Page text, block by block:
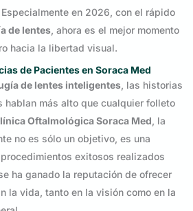
en 2026, con el rápido
de lentes, ahora es el mejor momento
hacia la libertad visual.
de Pacientes en Soraca Med
de lentes inteligentes, las historias
hablan más alto que cualquier folleto
Oftalmológica Soraca Med, la
no es sólo un objetivo, es una
exitosos realizados
ha ganado la reputación de ofrecer
la vida, tanto en la visión como en la